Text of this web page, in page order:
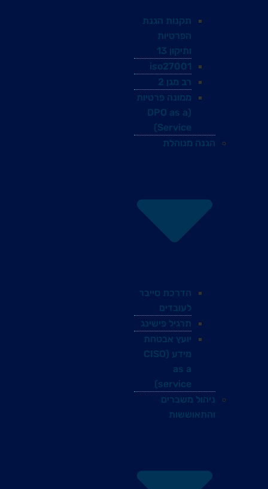
תקנות הגנת
הפרטיות
ותיקון 13
iso27001
רב מגן 2
ממונה פרטיות
(DPO as a
Service)
הגנה מנוהלת
הדרכת סייבר
לעובדים
תרגיל פישינג
יועץ אבטחת
מידע (CISO
as a
service)
ניהול משברים
והתאוששות